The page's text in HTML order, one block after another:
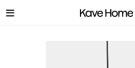

INGRESA TUS DATOS Y
INFORMAREMOS